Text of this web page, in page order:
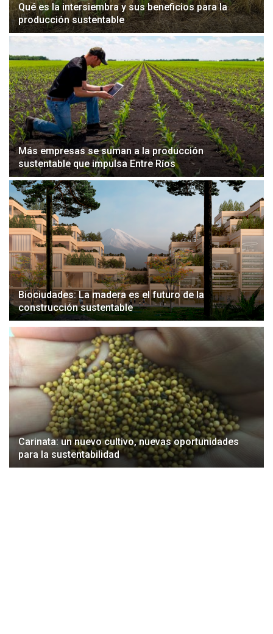
Qué es la intersiembra y sus beneficios para la
producción sustentable
Más empresas se suman a la producción
sustentable que impulsa Entre Ríos
Biociudades: La madera es el futuro de la
construcción sustentable
Carinata: un nuevo cultivo, nuevas oportunidades
para la sustentabilidad